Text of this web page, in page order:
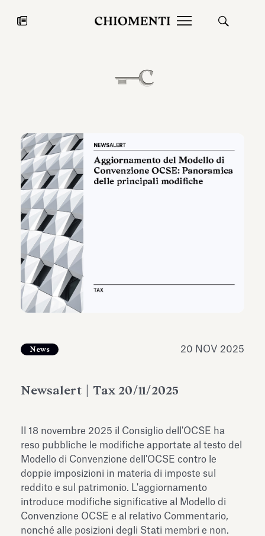
27 LUG 2026
Fondazione Torlonia inaugura la
mostra Marmora Romana
ampliando gli spazi espositivi
dell’Antiquarium di Villa Albani
Torlonia
Leggi tutto
News 20 NOV 2025
Newsalert | Tax 20/11/2025
Il 18 novembre 2025 il Consiglio dell'OCSE ha
reso pubbliche le modifiche apportate al testo del
Modello di Convenzione dell'OCSE contro le
doppie imposizioni in materia di imposte sul
reddito e sul patrimonio. L'aggiornamento
introduce modifiche significative al Modello di
Convenzione OCSE e al relativo Commentario,
nonché alle posizioni degli Stati membri e non.